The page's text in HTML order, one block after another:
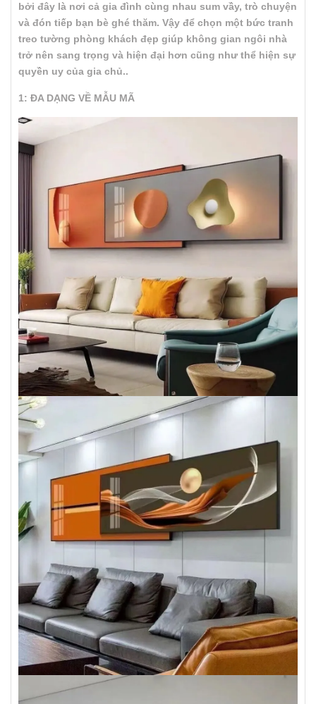
bởi đây là nơi cả gia đình cùng nhau sum vầy, trò chuyện
và đón tiếp bạn bè ghé thăm. Vậy để chọn một bức tranh
treo tường phòng khách đẹp giúp không gian ngôi nhà
trở nên sang trọng và hiện đại hơn cũng như thể hiện sự
quyền uy của gia chủ..
1: ĐA DẠNG VỀ MẪU MÃ